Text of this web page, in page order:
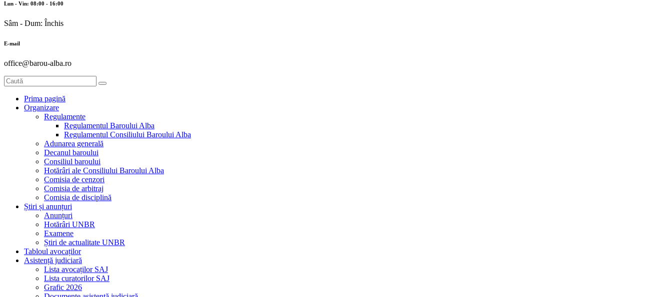
Lun - Vin: 08:00 - 16:00
Sâm - Dum: Închis
E-mail
office@barou-alba.ro
Prima pagină
Organizare
Regulamente
Regulamentul Baroului Alba
Regulamentul Consiliului Baroului Alba
Adunarea generală
Decanul baroului
Consiliul baroului
Hotărâri ale Consiliului Baroului Alba
Comisia de cenzori
Comisia de arbitraj
Comisia de disciplină
Știri și anunțuri
Anunțuri
Hotărâri UNBR
Examene
Știri de actualitate UNBR
Tabloul avocaților
Asistență judiciară
Lista avocaților SAJ
Lista curatorilor SAJ
Grafic 2026